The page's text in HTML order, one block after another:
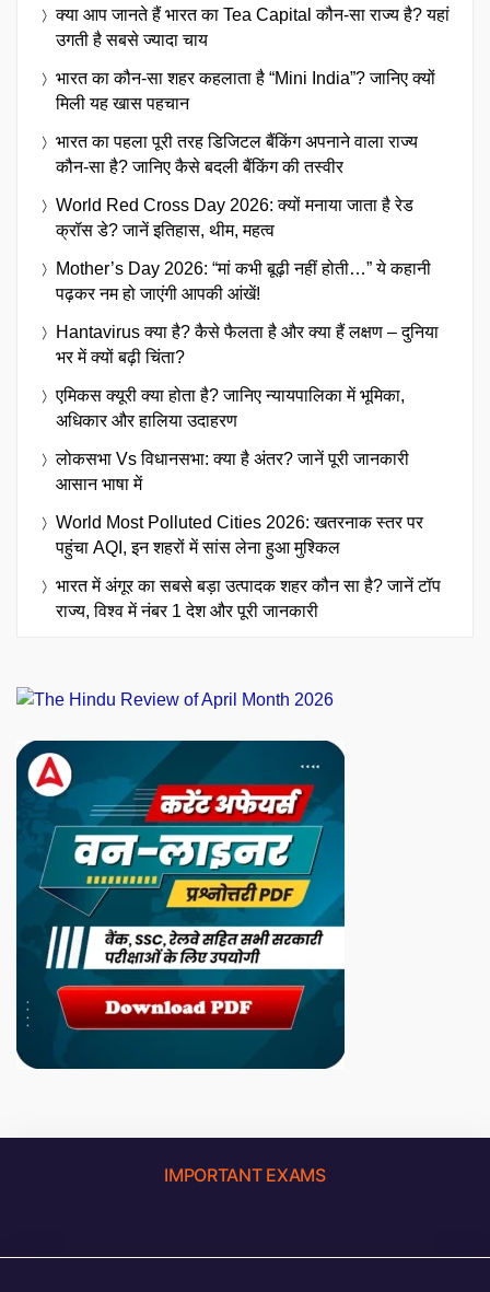
क्या आप जानते हैं भारत का Tea Capital कौन-सा राज्य है? यहां
उगती है सबसे ज्यादा चाय
भारत का कौन-सा शहर कहलाता है “Mini India”? जानिए क्यों
मिली यह खास पहचान
भारत का पहला पूरी तरह डिजिटल बैंकिंग अपनाने वाला राज्य
कौन-सा है? जानिए कैसे बदली बैंकिंग की तस्वीर
World Red Cross Day 2026: क्यों मनाया जाता है रेड
क्रॉस डे? जानें इतिहास, थीम, महत्व
Mother’s Day 2026: “मां कभी बूढ़ी नहीं होती…” ये कहानी
पढ़कर नम हो जाएंगी आपकी आंखें!
Hantavirus क्या है? कैसे फैलता है और क्या हैं लक्षण – दुनिया
भर में क्यों बढ़ी चिंता?
एमिकस क्यूरी क्या होता है? जानिए न्यायपालिका में भूमिका,
अधिकार और हालिया उदाहरण
लोकसभा Vs विधानसभा: क्या है अंतर? जानें पूरी जानकारी
आसान भाषा में
World Most Polluted Cities 2026: खतरनाक स्तर पर
पहुंचा AQI, इन शहरों में सांस लेना हुआ मुश्किल
भारत में अंगूर का सबसे बड़ा उत्पादक शहर कौन सा है? जानें टॉप
राज्य, विश्व में नंबर 1 देश और पूरी जानकारी
IMPORTANT EXAMS